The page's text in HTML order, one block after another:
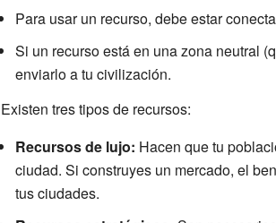
Para usar un recurso, debe estar
Si un recurso está en una zona neutral
enviarlo a tu civilización.
Existen tres tipos de recursos:
Recursos de lujo: Hacen que tu
ciudad. Si construyes un mercado, el
tus ciudades.